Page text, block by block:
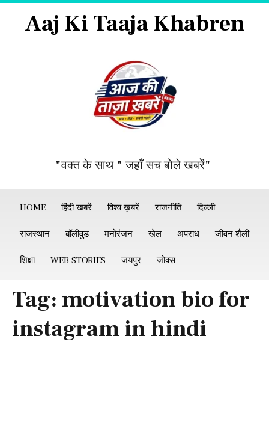
Aaj Ki Taaja Khabren
"वक्त के साथ " जहाँ सच बोले खबरें"
HOME हिंदी खबरें विश्व ख़बरें राजनीति दिल्ली
राजस्थान बॉलीवुड मनोरंजन खेल अपराध जीवन शैली
शिक्षा WEB STORIES जयपुर जोक्स
Tag: motivation bio for
instagram in hindi